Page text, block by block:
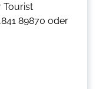
Tourist
89870 oder